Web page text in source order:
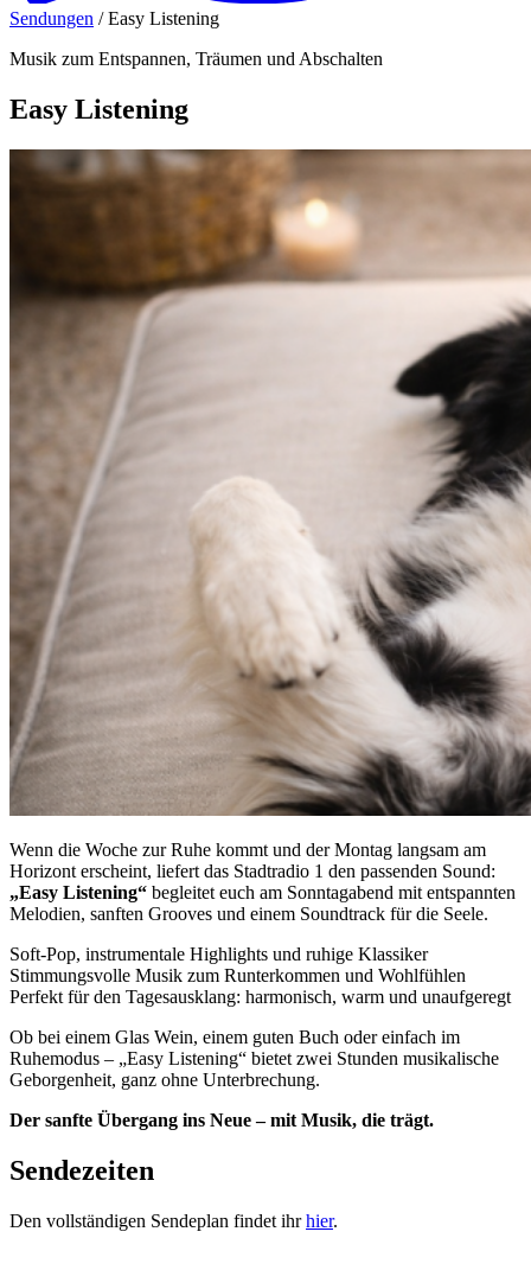
Sendungen / Easy Listening
Musik zum Entspannen, Träumen und Abschalten
Easy Listening
Wenn die Woche zur Ruhe kommt und der Montag langsam am
Horizont erscheint, liefert das Stadtradio 1 den passenden Sound:
„Easy Listening“ begleitet euch am Sonntagabend mit entspannten
Melodien, sanften Grooves und einem Soundtrack für die Seele.
Soft-Pop, instrumentale Highlights und ruhige Klassiker
Stimmungsvolle Musik zum Runterkommen und Wohlfühlen
Perfekt für den Tagesausklang: harmonisch, warm und unaufgeregt
Ob bei einem Glas Wein, einem guten Buch oder einfach im
Ruhemodus – „Easy Listening“ bietet zwei Stunden musikalische
Geborgenheit, ganz ohne Unterbrechung.
Der sanfte Übergang ins Neue – mit Musik, die trägt.
Sendezeiten
Den vollständigen Sendeplan findet ihrhier.